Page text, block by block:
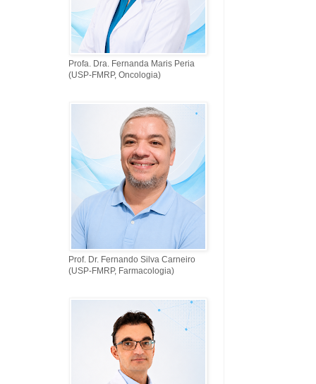
Profa. Dra. Fernanda Maris Peria
(USP-FMRP, Oncologia)
Prof. Dr. Fernando Silva Carneiro
(USP-FMRP, Farmacologia)